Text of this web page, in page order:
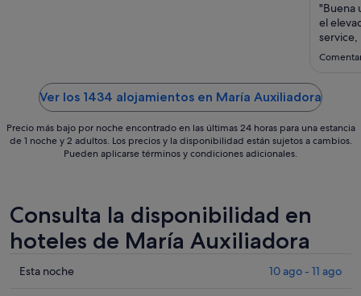
"Buena
el
service,
acceso
Ver los 1434 alojamientos en María Auxiliadora
Precio más bajo por noche encontrado en las últimas 24 horas para una estancia
de 1 noche y 2 adultos. Los precios y la disponibilidad están sujetos a cambios.
Pueden aplicarse términos y condiciones adicionales.
Consulta la disponibilidad en
hoteles de María Auxiliadora
Comprueba
Esta noche 10 ago - 11 ago